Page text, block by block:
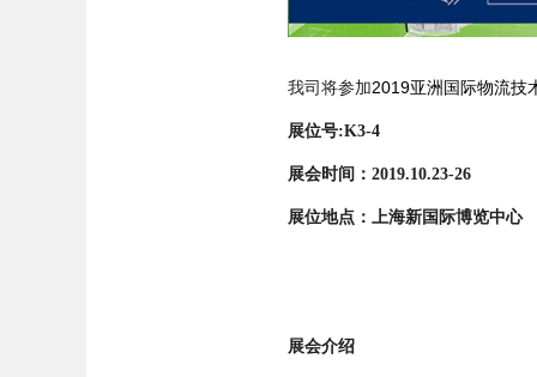
我司将参加2019亚洲国际物流技
展位号:K3-4
展会时间：2019.10.23-26
展位地点：上海新国际博览中心
展会介绍